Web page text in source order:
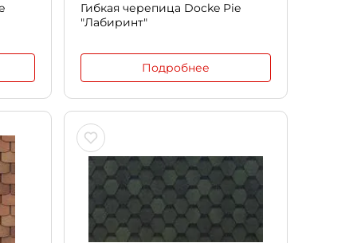
Гибкая черепица Docke Pie
"Лабиринт"
Подробнее